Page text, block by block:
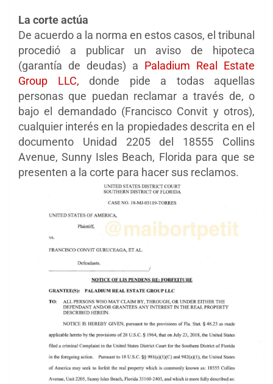
La corte actúa
De acuerdo a la norma en estos casos, el tribunal
procedió a publicar un aviso de hipoteca
(garantía de deudas) a Paladium Real Estate
Group LLC, donde pide a todas aquellas
personas que puedan reclamar a través de, o
bajo el demandado (Francisco Convit y otros),
cualquier interés en la propiedades descrita en el
documento Unidad 2205 del 18555 Collins
Avenue, Sunny Isles Beach, Florida para que se
presenten a la corte para hacer sus reclamos.